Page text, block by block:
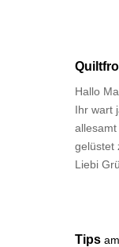
Hallo
Ihr wart
gelüstet
Liebi
Tips